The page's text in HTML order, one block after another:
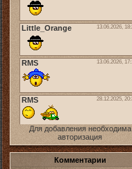
Для добавления необходима
авторизация
Комментарии